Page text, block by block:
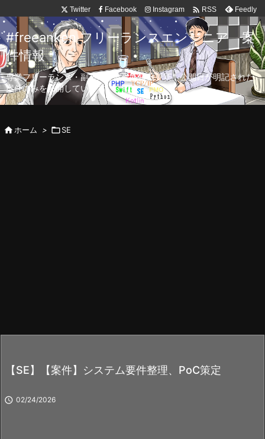
Twitter Facebook Instagram  RSS Feedly
#freeanken フリーランスエンジニア 案
件情報
専業フリーランス・副業向け案件を毎日更新！公開日が明記された
案件のみを公開しています。
ホーム > SE
【SE】【案件】システム要件整理、PoC策定
 02/24/2026